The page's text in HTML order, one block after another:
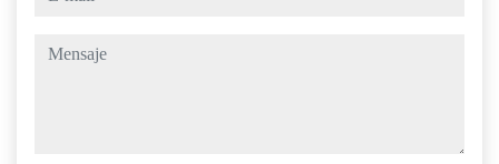
mensaje